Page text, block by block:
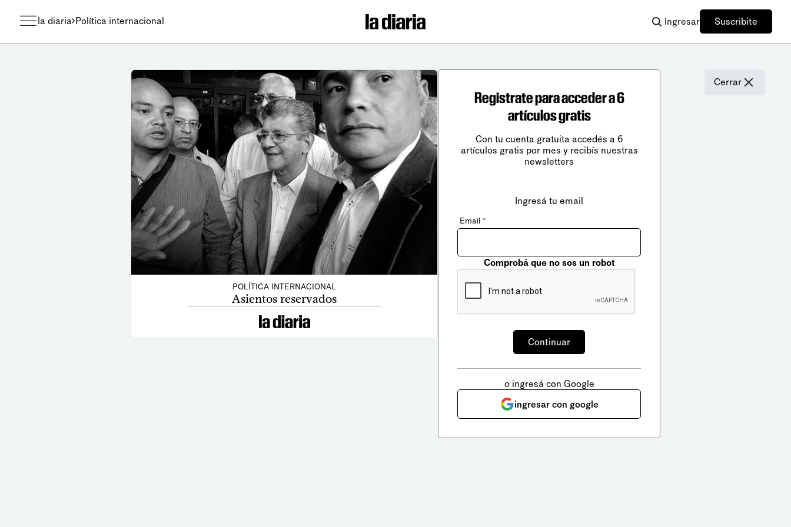
la diaria Política internacional Ingresar Suscribite
POLÍTICA INTERNACIONAL
Asientos reservados
Cerrar
Registrate para acceder a 6
artículos gratis
Con tu cuenta gratuita accedés a 6
artículos gratis por mes y recibís nuestras
newsletters
Ingresá tu email
Email *
Comprobá que no sos un robot
o ingresá con Google
ingresar con google